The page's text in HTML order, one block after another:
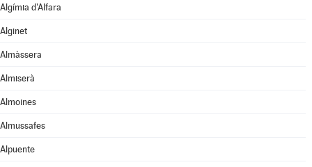
Algímia d'Alfara
Alginet
Almàssera
Almiserà
Almoines
Almussafes
Alpuente